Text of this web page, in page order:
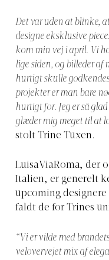
Det var uden at blinke,
designe eksklusive
kom min vej i april. Vi
lige siden, og billeder af
hurtigt skulle
projekter er man bare
hurtigt for. Jeg er så
glæder mig meget til at
stolt Trine Tuxen.
LuisaViaRoma, der
Italien, er generelt
upcoming
faldt de for Trines
“Vi er vilde med
velovervejet mix af